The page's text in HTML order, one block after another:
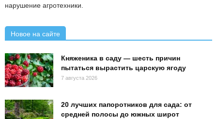
нарушение агротехники.
Новое на сайте
Княженика в саду — шесть причин
пытаться вырастить царскую ягоду
7 августа 2026
20 лучших папоротников для сада: от
средней полосы до южных широт